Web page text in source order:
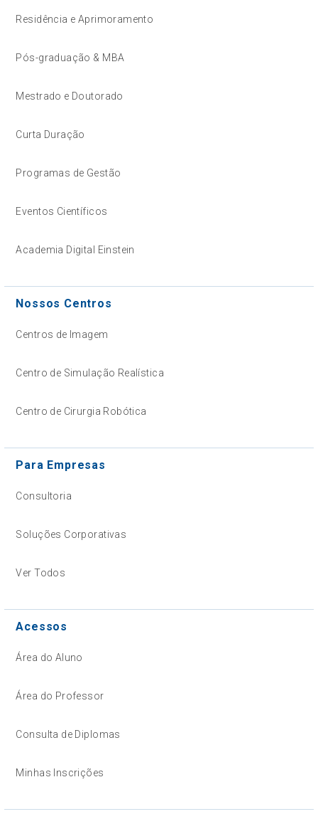
Residência e Aprimoramento
Pós-graduação & MBA
Mestrado e Doutorado
Curta Duração
Programas de Gestão
Eventos Científicos
Academia Digital Einstein
Nossos Centros
Centros de Imagem
Centro de Simulação Realística
Centro de Cirurgia Robótica
Para Empresas
Consultoria
Soluções Corporativas
Ver Todos
Acessos
Área do Aluno
Área do Professor
Consulta de Diplomas
Minhas Inscrições